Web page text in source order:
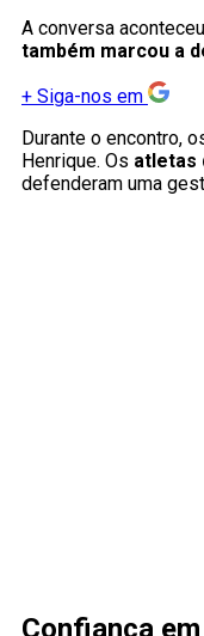
A conversa
também marcou a
+ Siga-nos em
Durante o encontro,
Henrique. Os atletas
defenderam uma